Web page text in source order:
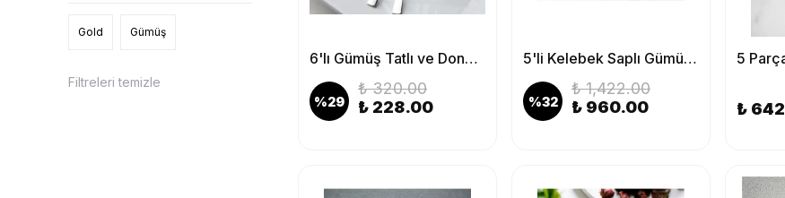
Gold Gümüş
Filtreleri temizle
6'lı Gümüş Tatlı ve Dondurma Kaşığı, 18/10 Paslanmaz Çelik
%29
₺ 320.00
₺ 228.00
5'li Kelebek Saplı Gümüş Servis Seti 18/10 Paslanmaz Çelik
%32
₺ 1,422.00
₺ 960.00
₺